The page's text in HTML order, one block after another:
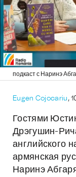
подкаст с Наринэ
Eugen Cojocariu ,
Гостями
Дрэгушин-
английского
армянская
Наринэ